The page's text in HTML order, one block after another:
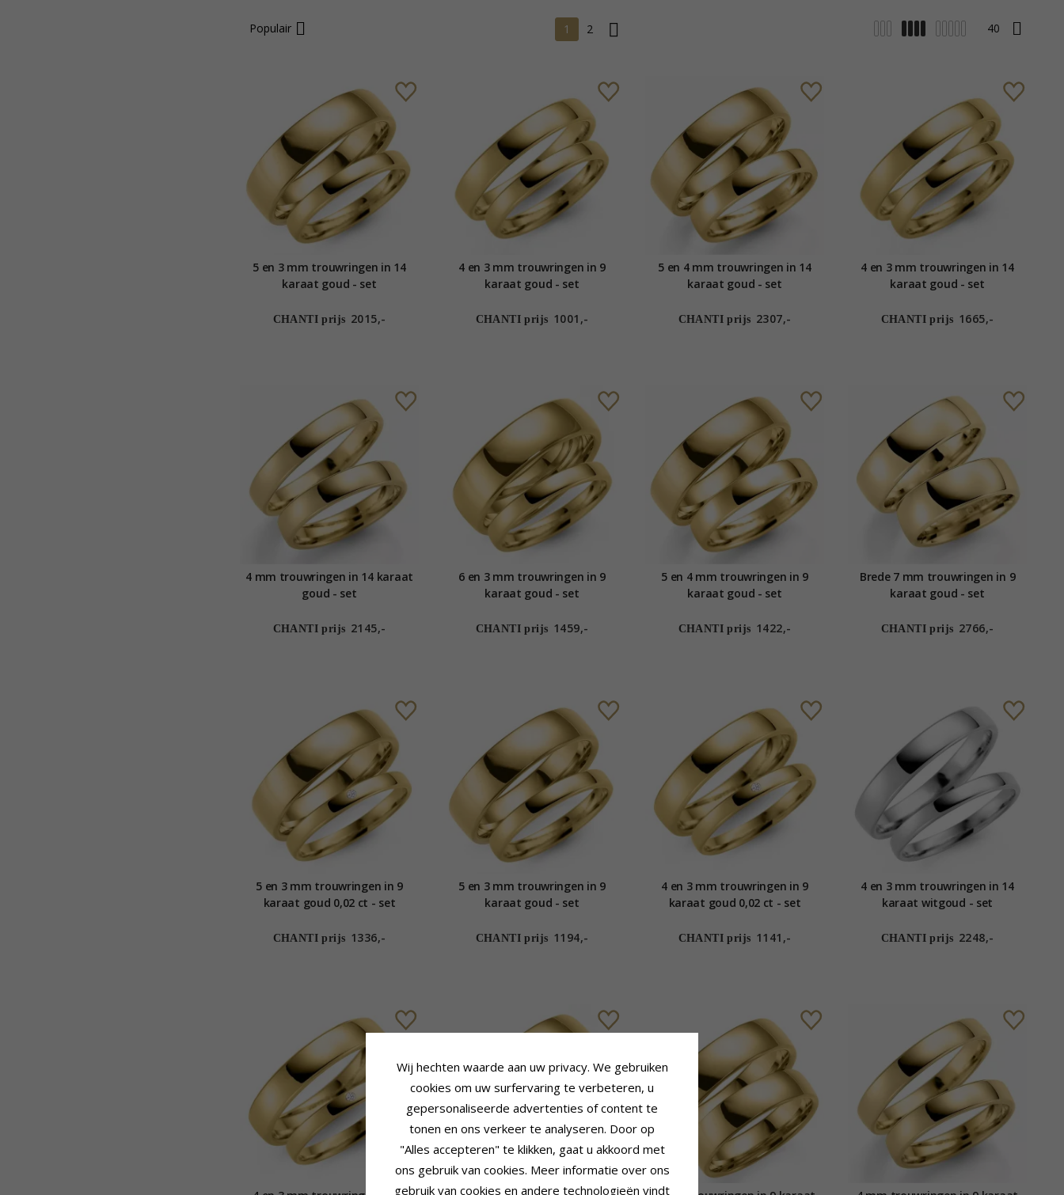
Populair 1 2
5 en 3 mm trouwringen in 14
karaat goud - set
CHANTI prijs 2015,-
4 en 3 mm trouwringen in 9
karaat goud - set
CHANTI prijs 1001,-
5 en 4 mm trouwringen in 14
karaat goud - set
CHANTI prijs 2307,-
4 en 3 mm trouwringen in 14
karaat goud - set
CHANTI prijs 1665,-
4 mm trouwringen in 14 karaat
goud - set
CHANTI prijs 2145,-
6 en 3 mm trouwringen in 9
karaat goud - set
CHANTI prijs 1459,-
5 en 4 mm trouwringen in 9
karaat goud - set
CHANTI prijs 1422,-
Brede 7 mm trouwringen in 9
karaat goud - set
CHANTI prijs 2766,-
5 en 3 mm trouwringen in 9
karaat goud 0,02 ct - set
CHANTI prijs 1336,-
5 en 3 mm trouwringen in 9
karaat goud - set
CHANTI prijs 1194,-
4 en 3 mm trouwringen in 9
karaat goud 0,02 ct - set
CHANTI prijs 1141,-
4 en 3 mm trouwringen in 14
karaat witgoud - set
CHANTI prijs 2248,-
Wij hechten waarde aan uw privacy. We gebruiken
cookies om uw surfervaring te verbeteren, u
gepersonaliseerde advertenties of content te
tonen en ons verkeer te analyseren. Door op
"Alles accepteren" te klikken, gaat u akkoord met
ons gebruik van cookies. Meer informatie over ons
gebruik van cookies en andere technologieën vindt